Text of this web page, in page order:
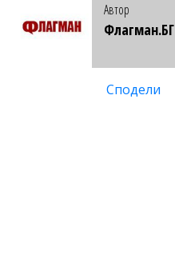
Автор
Флагман.БГ
Сподели